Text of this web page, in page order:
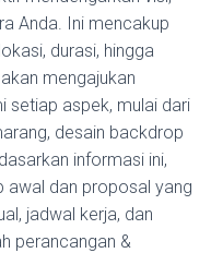
Anda. Ini mencakup
durasi, hingga
mengajukan
setiap aspek, mulai dari
desain backdrop
informasi ini,
awal dan proposal yang
jadwal kerja, dan
perancangan &